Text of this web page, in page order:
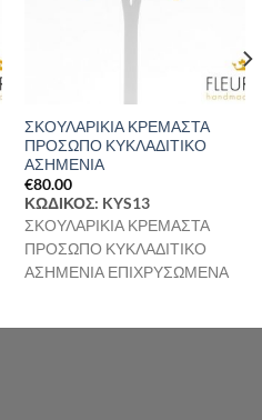
ΣΚΟΥΛΑΡΙΚΙΑ ΚΡΕΜΑΣΤΑ
ΠΡΟΣΩΠΟ ΚΥΚΛΑΔΙΤΙΚΟ
ΑΣΗΜΕΝΙΑ
€80.00
ΚΩΔΙΚΟΣ: KYS13
ΣΚΟΥΛΑΡΙΚΙΑ ΚΡΕΜΑΣΤΑ
ΠΡΟΣΩΠΟ ΚΥΚΛΑΔΙΤΙΚΟ
ΑΣΗΜΕΝΙΑ ΕΠΙΧΡΥΣΩΜΕΝΑ